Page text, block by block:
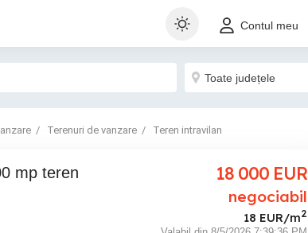
Contul meu
Terenuri de vanzare Teren intravilan
18 000 EUR
negociabil
18 EUR/m2